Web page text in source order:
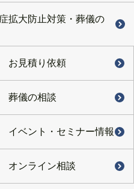
拡大防止対策・葬儀の
お見積り依頼
葬儀の相談
イベント・ セミナー情報
オンライン相談